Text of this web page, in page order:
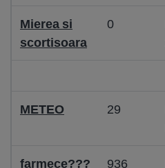
Mierea si
scortisoara
0
METEO 29
farmece???
936